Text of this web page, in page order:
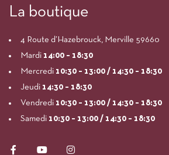
La boutique
4 Route d’Hazebrouck, Merville 59660
Mardi 14:00 – 18:30
Mercredi 10:30 – 13:00 / 14:30 – 18:30
Jeudi 14:30 – 18:30
Vendredi 10:30 – 13:00 / 14:30 – 18:30
Samedi 10:30 – 13:00 / 14:30 – 18:30